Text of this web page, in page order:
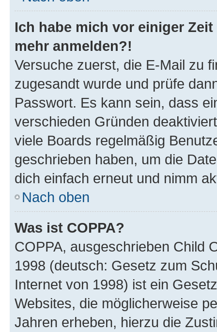
Ich habe mich vor einiger
mehr anmelden?!
Versuche zuerst, die E-Mail zu
zugesandt wurde und prüfe
Passwort. Es kann sein, dass
verschieden Gründen
viele Boards regelmäßig
geschrieben haben, um die
dich einfach erneut und nimm
Nach oben
Was ist COPPA?
COPPA, ausgeschrieben Child
1998 (deutsch: Gesetz zum
Internet von 1998) ist ein
Websites, die möglicherweise
Jahren erheben, hierzu die